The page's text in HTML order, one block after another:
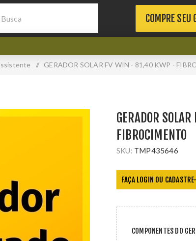
COMPRE SEU
/ GERADOR SOLAR FV WIN - 81,40 KWP -
GERADOR
FIBROCIMENTO
SKU: TMP435646
FAÇA LOGIN OU
COMPONENTES DO